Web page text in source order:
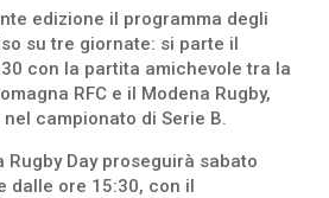
edizione il programma degli
su tre giornate: si parte il
con la partita amichevole tra la
RFC e il Modena Rugby,
campionato di Serie B.
Rugby Day proseguirà sabato
dalle ore 15:30, con il